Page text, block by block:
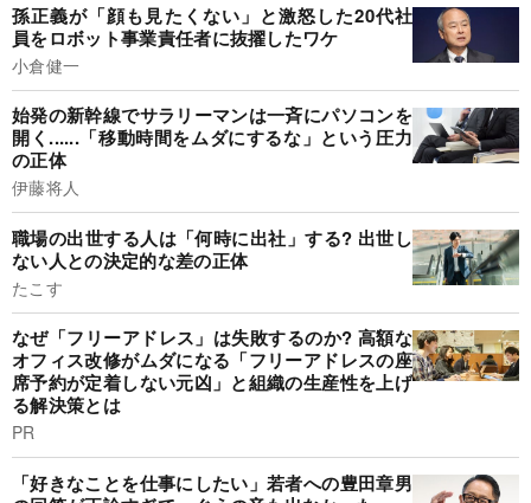
孫正義が「顔も見たくない」と激怒した20代社
員をロボット事業責任者に抜擢したワケ
小倉健一
始発の新幹線でサラリーマンは一斉にパソコンを
開く......「移動時間をムダにするな」という圧力
の正体
伊藤将人
職場の出世する人は「何時に出社」する? 出世し
ない人との決定的な差の正体
たこす
なぜ「フリーアドレス」は失敗するのか? 高額な
オフィス改修がムダになる「フリーアドレスの座
席予約が定着しない元凶」と組織の生産性を上げ
る解決策とは
PR
「好きなことを仕事にしたい」若者への豊田章男